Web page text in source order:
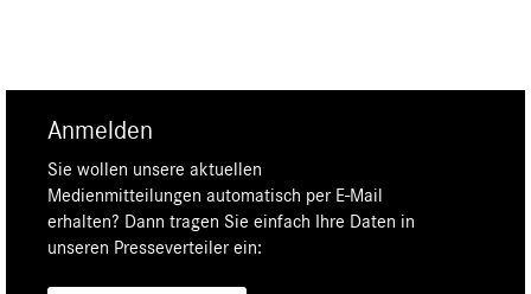
Anmelden
Sie wollen unsere aktuellen
Medienmitteilungen automatisch per E-Mail
erhalten? Dann tragen Sie einfach Ihre Daten in
unseren Presseverteiler ein: